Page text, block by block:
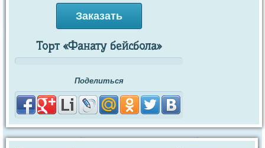
Заказать
Торт «Фанату бейсбола»
Поделиться